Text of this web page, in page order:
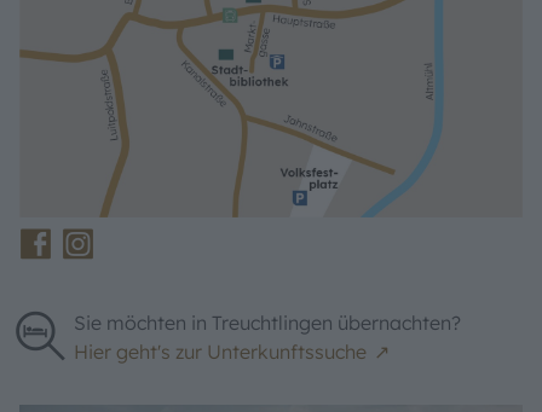
Sie möchten in Treuchtlingen übernachten?
Hier geht's zur Unterkunftssuche